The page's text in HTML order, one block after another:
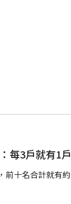
每3戶就有1
十名合計就有